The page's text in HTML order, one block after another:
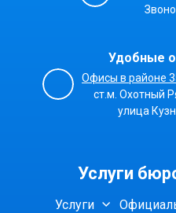
Удобные
Офисы в районе
ст.м. Охотный
улица
Услуги
Услуги